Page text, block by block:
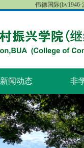
伟德国际
新闻动态 非